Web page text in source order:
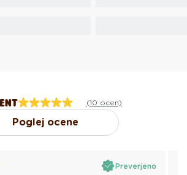
(10 ocen)
Poglej ocene
Preverjeno